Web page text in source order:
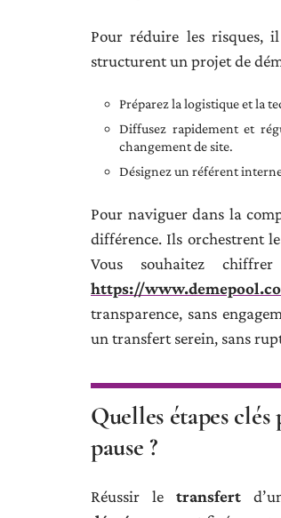
Pour réduire les risques,
structurent un projet de
Préparez la logistique et la
Diffusez rapidement et
changement de site.
Désignez un référent
Pour naviguer dans la
différence. Ils orchestrent
Vous souhaitez
https://
transparence, sans
un transfert serein, sans
Quelles étapes
pause ?
Réussir le transfert